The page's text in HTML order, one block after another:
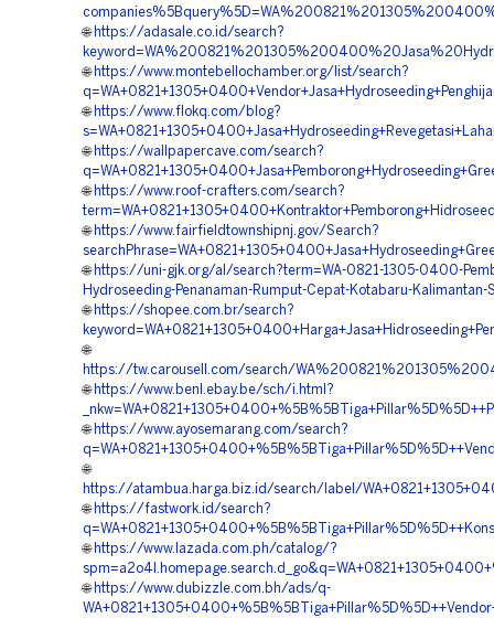
🌐 https://adasale.co.id/search?
🌐 https://www.montebellochamber.org/list/search?
🌐 https://www.flokq.com/blog?
🌐 https://wallpapercave.com/search?
🌐 https://www.roof-crafters.com/search?
🌐 https://www.fairfieldtownshipnj.gov/Search?
🌐 https://uni-gjk.org/al/search?term=WA-0821-1305-0400-
Hydroseeding-Penanaman-Rumput-Cepat-Kotabaru-Kalimantan-
🌐 https://shopee.com.br/search?
🌐
https://tw.carousell.com/search/
🌐 https://www.benl.ebay.be/sch/i.html?
🌐 https://www.ayosemarang.com/search?
🌐
https://atambua.harga.biz.id/search/label/
🌐 https://fastwork.id/search?
🌐 https://www.lazada.com.ph/catalog/?
🌐 https://www.dubizzle.com.bh/ads/q-